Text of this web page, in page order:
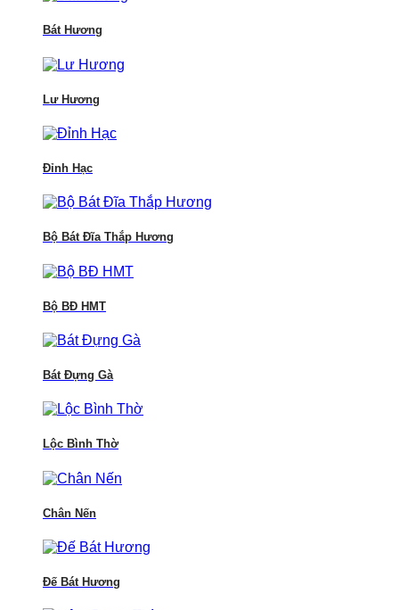
Bát Hương
Lư Hương
Đỉnh Hạc
Bộ Bát Đĩa Thắp Hương
Bộ BĐ HMT
Bát Đựng Gà
Lộc Bình Thờ
Chân Nến
Đế Bát Hương